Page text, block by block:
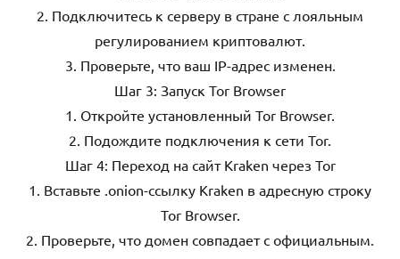
2. Подключитесь к серверу в стране с лояльным
регулированием криптовалют.
3. Проверьте, что ваш IP-адрес изменен.
Шаг 3: Запуск Tor Browser
1. Откройте установленный Tor Browser.
2. Подождите подключения к сети Tor.
Шаг 4: Переход на сайт Kraken через Tor
1. Вставьте .onion-ссылку Kraken в адресную строку
Tor Browser.
2. Проверьте, что домен совпадает с официальным.